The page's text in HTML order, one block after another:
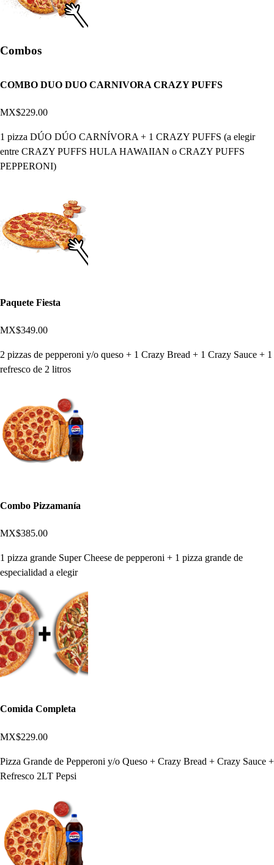
Combos
COMBO DUO DUO CARNIVORA CRAZY PUFFS
MX$229.00
1 pizza DÚO DÚO CARNÍVORA + 1 CRAZY PUFFS (a elegir
entre CRAZY PUFFS HULA HAWAIIAN o CRAZY PUFFS
PEPPERONI)
Paquete Fiesta
MX$349.00
2 pizzas de pepperoni y/o queso + 1 Crazy Bread + 1 Crazy Sauce + 1
refresco de 2 litros
Combo Pizzamanía
MX$385.00
1 pizza grande Super Cheese de pepperoni + 1 pizza grande de
especialidad a elegir
Comida Completa
MX$229.00
Pizza Grande de Pepperoni y/o Queso + Crazy Bread + Crazy Sauce +
Refresco 2LT Pepsi